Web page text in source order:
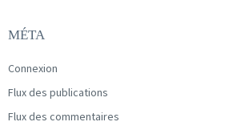
MÉTA
Connexion
Flux des publications
Flux des commentaires